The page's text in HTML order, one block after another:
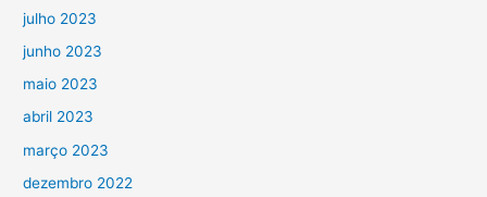
julho 2023
junho 2023
maio 2023
abril 2023
março 2023
dezembro 2022